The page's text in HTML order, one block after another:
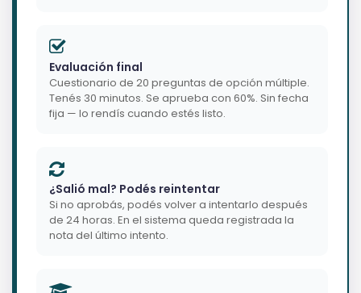
Evaluación final
Cuestionario de 20 preguntas de opción múltiple.
Tenés 30 minutos. Se aprueba con 60%. Sin fecha
fija — lo rendís cuando estés listo.
¿Salió mal? Podés reintentar
Si no aprobás, podés volver a intentarlo después
de 24 horas. En el sistema queda registrada la
nota del último intento.